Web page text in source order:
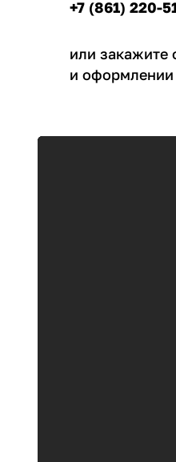
+7 (861) 220-
или закажите
и оформлении